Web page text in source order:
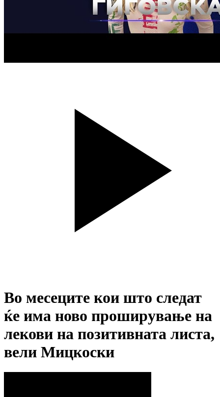
Во месеците кои што следат
ќе има ново проширување на
лекови на позитивната листа,
вели Мицкоски